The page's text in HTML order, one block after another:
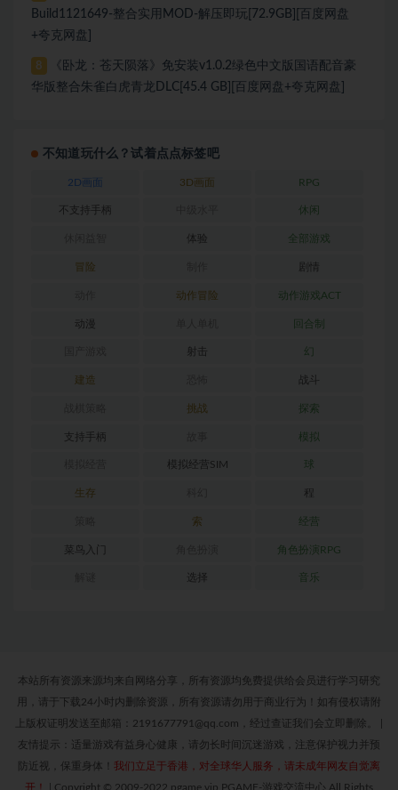
Build1121649-整合实用MOD-解压即玩[72.9GB][百度网盘
+夸克网盘]
8
《卧龙：苍天陨落》免安装v1.0.2绿色中文版国语配音豪
华版整合朱雀白虎青龙DLC[45.4 GB][百度网盘+夸克网盘]
不知道玩什么？试着点点标签吧
2D画面 3D画面 RPG
不支持手柄 休闲
体验 全部游戏
冒险 剧情
动作冒险 动作游戏ACT
动漫 回合制
射击 幻
建造 战斗
挑战 探索
支持手柄 模拟
模拟经营SIM 球
生存 程
索 经营
菜鸟入门 角色扮演RPG
选择 音乐
本站所有资源来源均来自网络分享，所有资源均免费提供给会员进行学习研究
用，请于下载24小时内删除资源，所有资源请勿用于商业行为！如有侵权请附
上版权证明发送至邮箱：2191677791@qq.com，经过查证我们会立即删除。
友情提示：适量游戏有益身心健康，请勿长时间沉迷游戏，注意保护视力并预
防近视，保重身体！ 我们立足于香港，对全球华人服务，请未成年网友自觉离
开！
Copyright © 2009-2022 pgame.vip PGAME-游戏交流中心 All Rights